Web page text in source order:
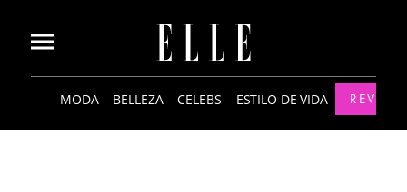
MODA BELLEZA CELEBS ESTILO DE VIDA